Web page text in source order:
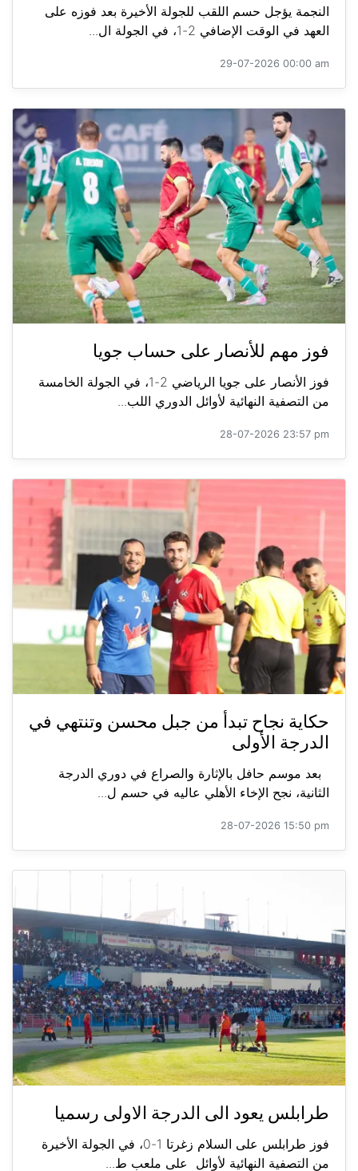
النجمة يؤجل حسم اللقب للجولة الأخيرة بعد فوزه على
العهد في الوقت الإضافي 2-1، في الجولة ال...
29-07-2026 00:00 am
فوز مهم للأنصار على حساب جويا
فوز الأنصار على جويا الرياضي 2-1، في الجولة الخامسة
من التصفية النهائية لأوائل الدوري اللب...
28-07-2026 23:57 pm
حكاية نجاح تبدأ من جبل محسن وتنتهي في
الدرجة الأولى
بعد موسم حافل بالإثارة والصراع في دوري الدرجة
الثانية، نجح الإخاء الأهلي عاليه في حسم ل...
28-07-2026 15:50 pm
طرابلس يعود الى الدرجة الاولى رسميا
فوز طرابلس على السلام زغرتا 1-0، في الجولة الأخيرة
من التصفية النهائية لأوائل على ملعب ط...